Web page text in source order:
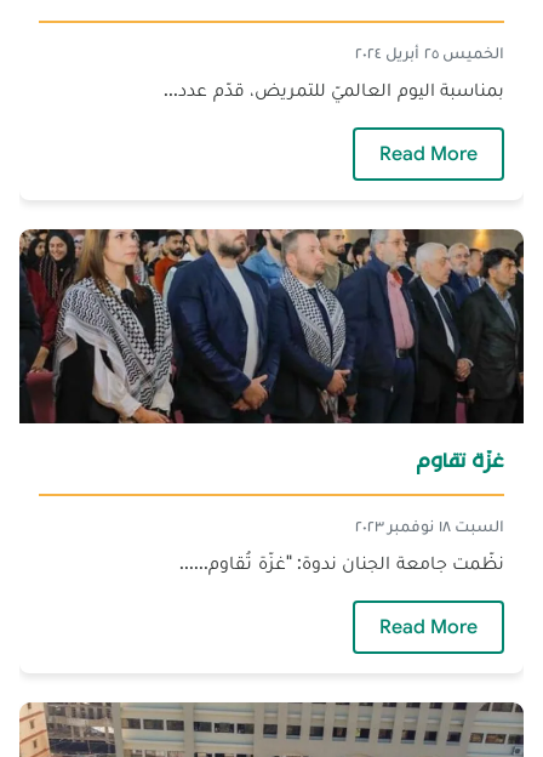
الخميس ٢٥ أبريل ٢٠٢٤
بمناسبة اليوم العالميّ للتمريض، قدّم عدد...
Read More
غزّة تقاوم
السبت ١٨ نوفمبر ٢٠٢٣
نظّمت جامعة الجنان ندوة: "غزّة تُقاوم......
Read More